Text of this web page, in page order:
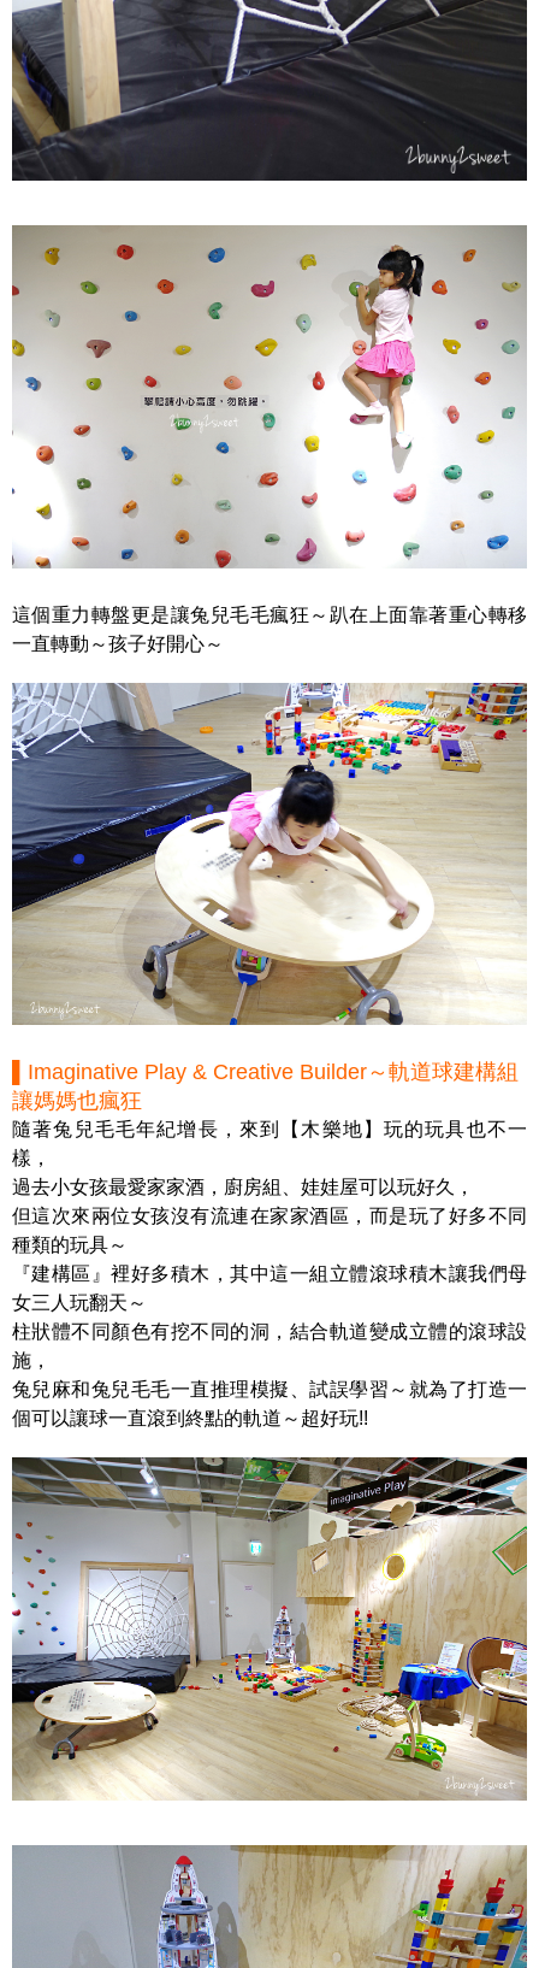
這個重力轉盤更是讓兔兒毛毛瘋狂～趴在上面靠著重心轉移
一直轉動～孩子好開心～
▌Imaginative Play & Creative Builder～軌道球建構組
讓媽媽也瘋狂
隨著兔兒毛毛年紀增長，來到【木樂地】玩的玩具也不一
樣，
過去小女孩最愛家家酒，廚房組、娃娃屋可以玩好久，
但這次來兩位女孩沒有流連在家家酒區，而是玩了好多不同
種類的玩具～
『建構區』裡好多積木，其中這一組立體滾球積木讓我們母
女三人玩翻天～
柱狀體不同顏色有挖不同的洞，結合軌道變成立體的滾球設
施，
兔兒麻和兔兒毛毛一直推理模擬、試誤學習～就為了打造一
個可以讓球一直滾到終點的軌道～超好玩!!